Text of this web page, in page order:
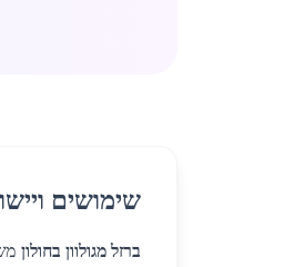
שימושים
ברזל מגולוון בחולון